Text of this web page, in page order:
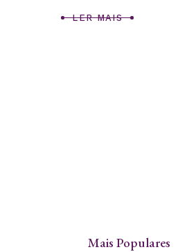
LER MAIS
Mais Populares